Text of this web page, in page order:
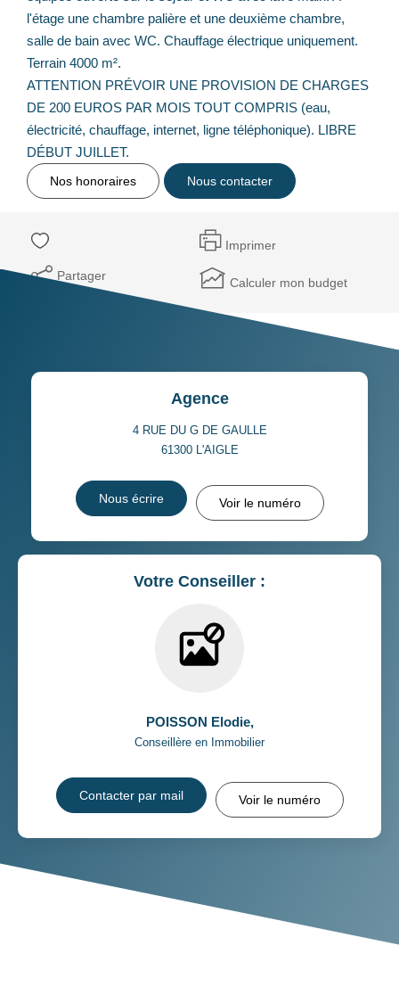
l'étage une chambre palière et une deuxième chambre,
salle de bain avec WC. Chauffage électrique uniquement.
Terrain 4000 m².
ATTENTION PRÉVOIR UNE PROVISION DE CHARGES
DE 200 EUROS PAR MOIS TOUT COMPRIS (eau,
électricité, chauffage, internet, ligne téléphonique). LIBRE
DÉBUT JUILLET.
Nos honoraires Nous contacter
Imprimer
Partager Calculer mon budget
Agence
4 RUE DU G DE GAULLE
61300 L'AIGLE
Nous écrire Voir le numéro
Votre Conseiller :
POISSON Elodie,
Conseillère en Immobilier
Contacter par mail Voir le numéro